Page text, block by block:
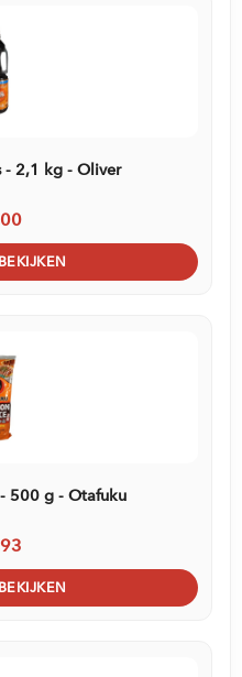
- 2,1 kg - Oliver
500 g - Otafuku